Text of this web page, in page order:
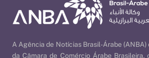
A Agência de Notícias Brasil-Árabe (ANBA)
da Câmara de Comércio Árabe Brasileira,